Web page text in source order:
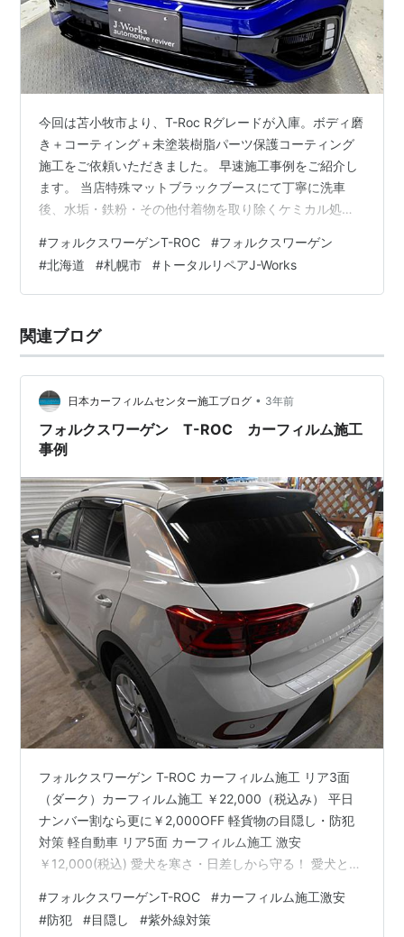
今回は苫小牧市より、T-Roc Rグレードが入庫。ボディ磨
き＋コーティング＋未塗装樹脂パーツ保護コーティング
施工をご依頼いただきました。 早速施工事例をご紹介し
ます。 当店特殊マットブラックブースにて丁寧に洗車
後、水垢・鉄粉・その他付着物を取り除くケミカル処理
あり、各ドアの開閉部分やボディ全体に軽微な擦り傷や
拭き傷が入っておりました。 コンパウンド・ポリッシャ
ー研磨を行い傷を低減し、コーティング前の下地を作り
出来ました。 脱脂後、ボディに樹脂硬化型コーティング
【OMEGA】を施工し、艶と輝き…
#フォルクスワーゲンT-ROC #フォルクスワーゲン
#北海道 #札幌市 # トータルリペアJ-Works
関連ブログ
日本カーフィルムセンター施工ブログ • 3年前
フォルクスワーゲン T-ROC カーフィルム施工
事例
フォルクスワーゲン T-ROC カーフィルム施工 リア3面
（ダーク）カーフィルム施工 ￥22,000（税込み） 平日
ナンバー割なら更に￥2,000OFF 軽貨物の目隠し・防犯
対策 軽自動車 リア5面 カーフィルム施工 激安
￥12,000(税込) 愛犬を寒さ・日差しから守る！ 愛犬と快
http://www.car-film.jp カーフィルム格安施工 ナンバー割
地域拡大！ カーフィルム格安施工 ナンバー割地域拡大！
#フォルクスワーゲンT-ROC #カーフィルム施工激安
#防犯 #目隠し #紫外線対策